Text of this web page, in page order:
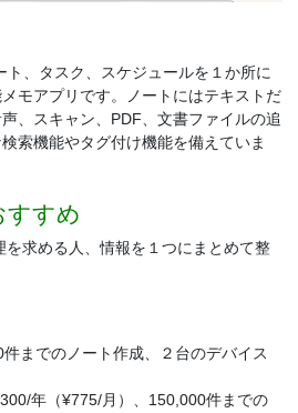
ト、タスク、スケジュールを１か所に
モアプリです。ノートにはテキストだ
、スキャン、PDF、文書ファイルの追
索機能やタグ付け機能を備えていま
すすめ
を求める人、情報を１つにまとめて整
までのノート作成、２台のデバイス
年（¥775/月）、150,000件までの